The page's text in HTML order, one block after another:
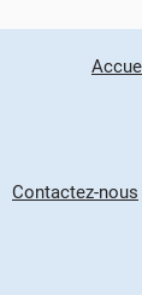
Contactez-nous